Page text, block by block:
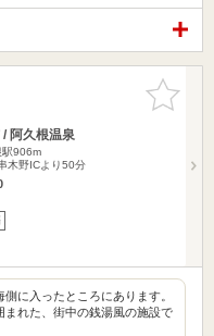
お気に入
りに追加
阿久根温泉
駅906m
木野ICより50分
に入ったところにあります。
まれた、街中の銭湯風の施設で